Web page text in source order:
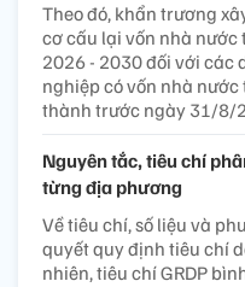
Theo đó, khẩn trương
cơ cấu lại vốn nhà
2026 - 2030 đối với các
nghiệp có vốn nhà
thành trước ngày 31/8/
Nguyên tắc, tiêu chí
từng địa phương
Về tiêu chí, số liệu và
quyết quy định tiêu chí
nhiên, tiêu chí GRDP